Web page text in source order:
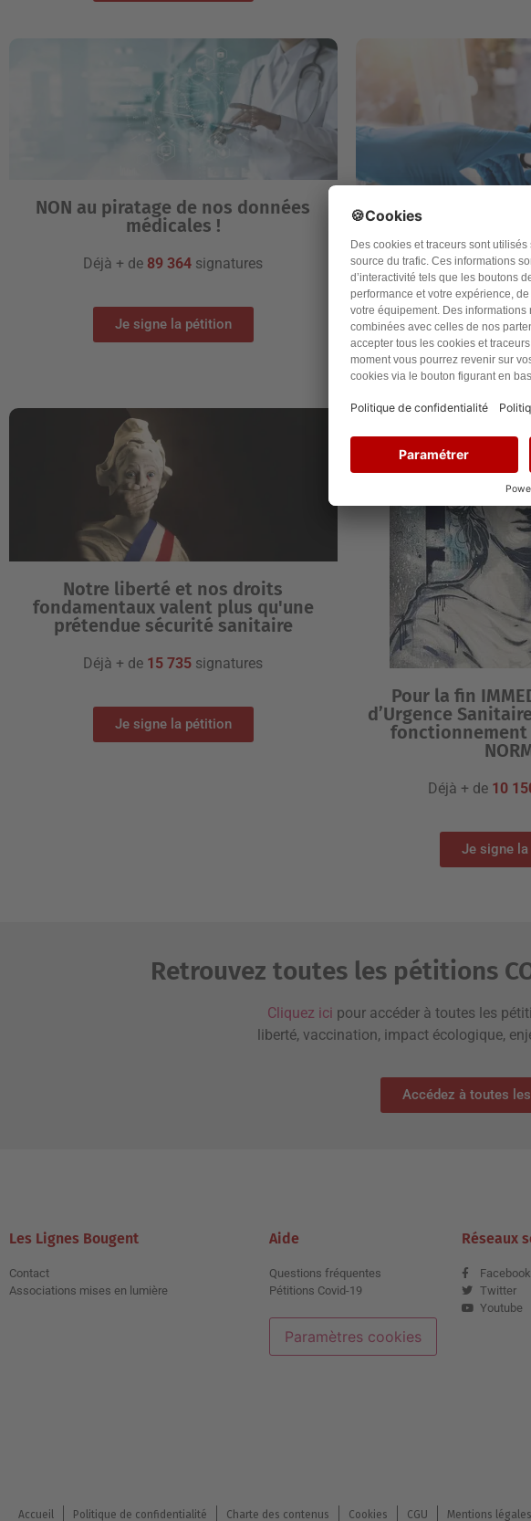
NON au piratage de nos données
médicales !
Déjà + de 89 364 signatures
Je signe la pétition
[Pétition - Covid-
numérique
Déjà + de45
Je signe
Notre liberté et nos droits
fondamentaux valent plus qu'une
prétendue sécurité sanitaire
Déjà + de 15 735 signatures
Je signe la pétition
Pour la fin
d’Urgence
fonctionnement
Déjà + de 10
Je signe
Retrouvez toutes les pétitions
Cliquez ici pour accéder à toutes les
liberté, vaccination, impact écologique,
Accédez à toutes
Les Lignes Bougent
Contact
Associations mises en lumière
Aide
Questions fréquentes
Pétitions Covid-19
Paramètres cookies
Réseaux
Facebook
Twitter
Youtube
Accueil Politique de confidentialité Charte des contenus Cookies CGU Mentions légales